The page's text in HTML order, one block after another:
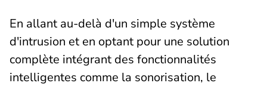
En allant au-delà d'un simple système
d'intrusion et en optant pour une solution
complète intégrant des fonctionnalités
intelligentes comme la sonorisation, le